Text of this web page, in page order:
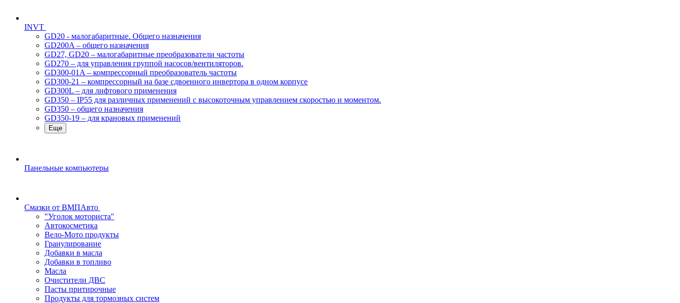
INVT
GD20 - малогабаритные. Общего назначения
GD200A – общего назначения
GD27, GD20 – малогабаритные преобразователи частоты
GD270 – для управления группой насосов/вентиляторов.
GD300-01A – компрессорный преобразователь частоты
GD300-21 – компрессорный на базе сдвоенного инвертора в одном корпусе
GD300L – для лифтового применения
GD350 – IP55 для различных применений с высокоточным управлением скоростью и моментом.
GD350 – общего назначения
GD350-19 – для крановых применений
Еще
Панельные компьютеры
Смазки от ВМПАвто
"Уголок моториста"
Автокосметика
Вело-Мото продукты
Гранулирование
Добавки в масла
Добавки в топливо
Масла
Очистители ДВС
Пасты притирочные
Продукты для тормозных систем